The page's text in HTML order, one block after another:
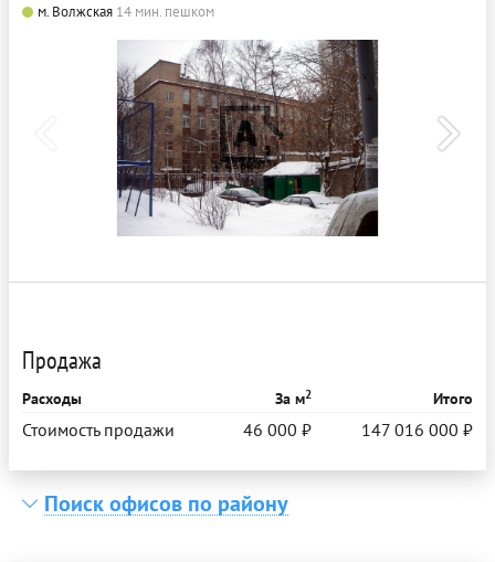
м. Волжская 14 мин. пешком
Продажа
Расходы За м2 Итого
Стоимость продажи 46 000 ₽ 147 016 000 ₽
Поиск офисов по району